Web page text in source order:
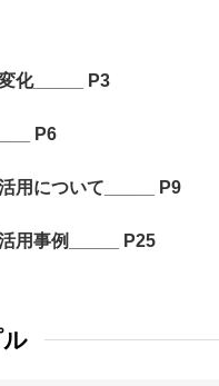
化_____ P3
P6
用について_____ P9
用事例_____ P25